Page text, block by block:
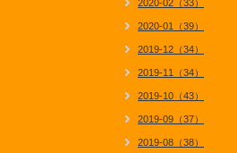
2020-02（33）
2020-01（39）
2019-12（34）
2019-11（34）
2019-10（43）
2019-09（37）
2019-08（38）